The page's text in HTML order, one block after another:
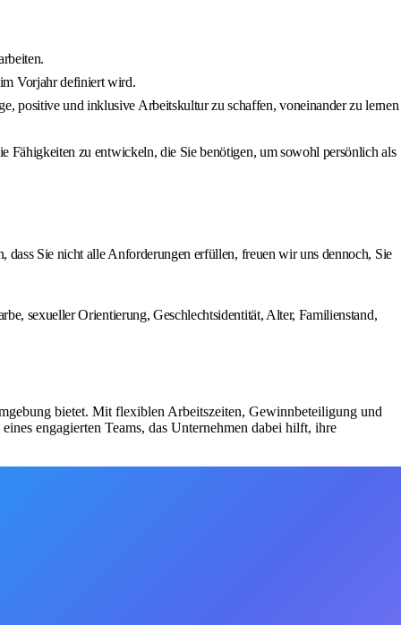
Vorjahr definiert wird.
positive und inklusive Arbeitskultur zu schaffen, voneinander zu lernen
zu entwickeln, die Sie benötigen, um sowohl persönlich als
Sie nicht alle Anforderungen erfüllen, freuen wir uns dennoch, Sie
sexueller Orientierung, Geschlechtsidentität, Alter, Familienstand,
bietet. Mit flexiblen Arbeitszeiten, Gewinnbeteiligung und
engagierten Teams, das Unternehmen dabei hilft, ihre